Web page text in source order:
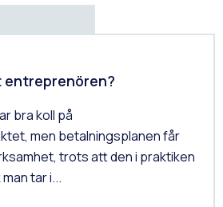
entreprenören?
bra koll på
men betalningsplanen får
trots att den i praktiken
tar i...